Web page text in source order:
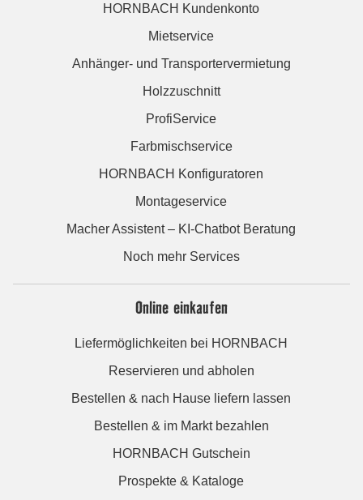
HORNBACH Kundenkonto
Mietservice
Anhänger- und Transportervermietung
Holzzuschnitt
ProfiService
Farbmischservice
HORNBACH Konfiguratoren
Montageservice
Macher Assistent – KI-Chatbot Beratung
Noch mehr Services
Online einkaufen
Liefermöglichkeiten bei HORNBACH
Reservieren und abholen
Bestellen & nach Hause liefern lassen
Bestellen & im Markt bezahlen
HORNBACH Gutschein
Prospekte & Kataloge